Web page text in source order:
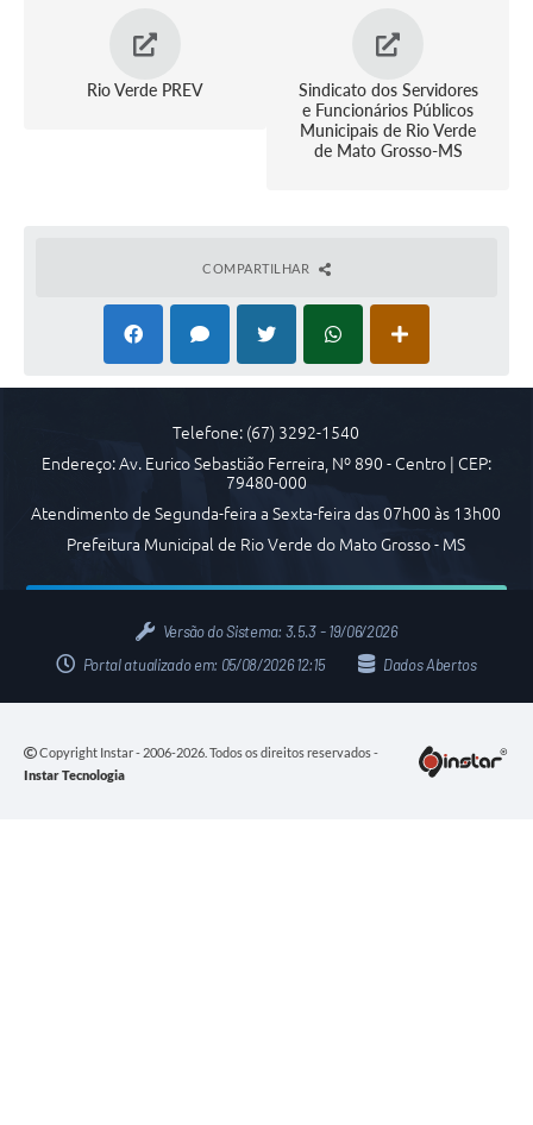
Rio Verde PREV
Sindicato dos Servidores
e Funcionários Públicos
Municipais de Rio Verde
de Mato Grosso-MS
COMPARTILHAR
Telefone: (67) 3292-1540
Endereço: Av. Eurico Sebastião Ferreira, Nº 890 - Centro | CEP:
79480-000
Atendimento de Segunda-feira a Sexta-feira das 07h00 às 13h00
Prefeitura Municipal de Rio Verde do Mato Grosso - MS
Versão do Sistema: 3.5.3 - 19/06/2026
Portal atualizado em: 05/08/2026 12:15 Dados Abertos
Copyright Instar - 2006-2026. Todos os direitos reservados -
Instar Tecnologia